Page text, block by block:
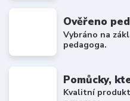
Ověřeno
Vybráno na
pedagoga.
Pomůcky,
Kvalitní